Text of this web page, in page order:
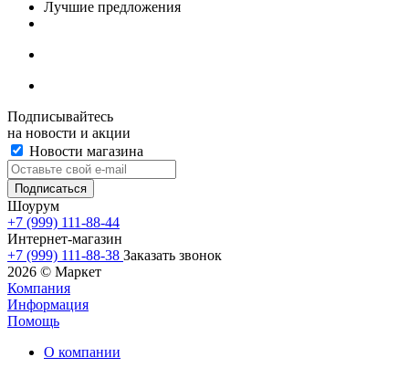
Лучшие предложения
Подписывайтесь
на новости и акции
Новости магазина
Шоурум
+7 (999) 111-88-44
Интернет-магазин
+7 (999) 111-88-38 Заказать звонок
2026 © Маркет
Компания
Информация
Помощь
О компании